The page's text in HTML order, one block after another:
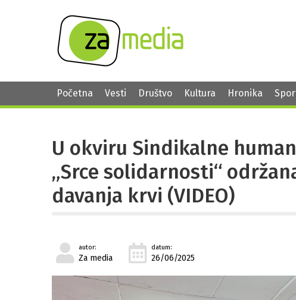
Početna Vesti Društvo Kultura Hronika
U okviru Sindikalne
„Srce solidarnosti“
davanja krvi (VIDEO)
autor:
Za media
datum:
26/06/2025